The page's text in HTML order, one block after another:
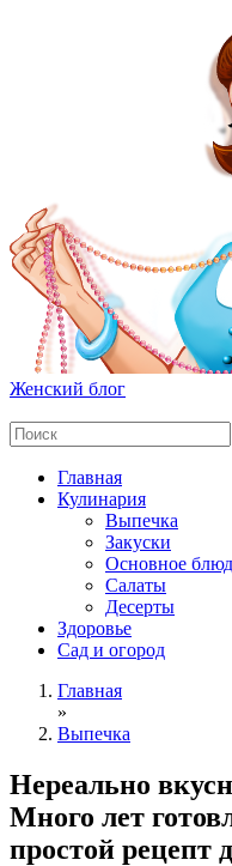
Женский блог
Главная
Кулинария
Выпечка
Закуски
Основное
Салаты
Десерты
Здоровье
Сад и огород
Главная
»
Выпечка
Нереально
Много лет
простой рецепт